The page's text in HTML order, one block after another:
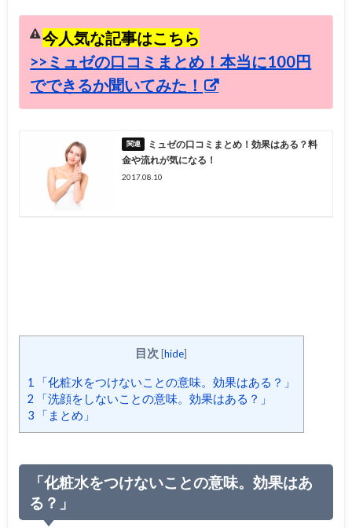
今人気な記事はこちら
>>ミュゼの口コミまとめ！本当に100円
でできるか聞いてみた！
ミュゼの口コミまとめ！効果はある？料
金や流れが気になる！
2017.08.10
目次 [hide]
1
「化粧水をつけないことの意味。効果はある？」
2 「洗顔をしないことの意味。効果はある？」
3「まとめ」
「化粧水をつけないことの意味。効果はあ
る？」